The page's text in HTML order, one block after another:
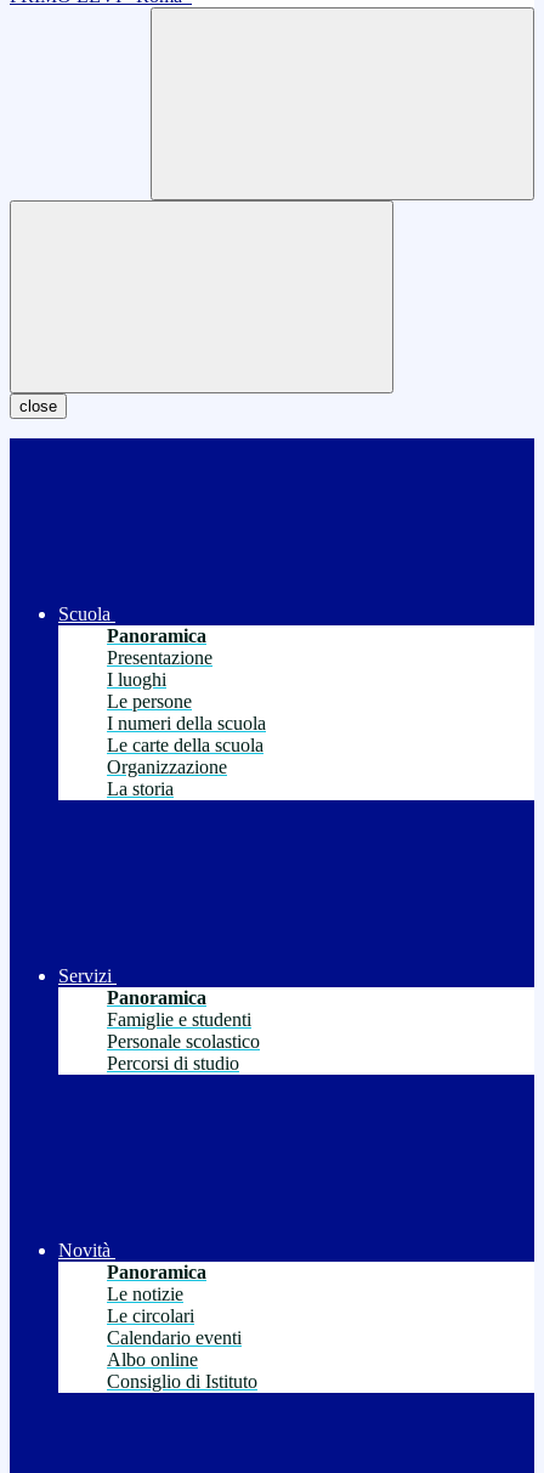
close
Scuola
Panoramica
Presentazione
I luoghi
Le persone
I numeri della scuola
Le carte della scuola
Organizzazione
La storia
Servizi
Panoramica
Famiglie e studenti
Personale scolastico
Percorsi di studio
Novità
Panoramica
Le notizie
Le circolari
Calendario eventi
Albo online
Consiglio di Istituto